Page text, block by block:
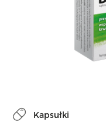
Kapsułki